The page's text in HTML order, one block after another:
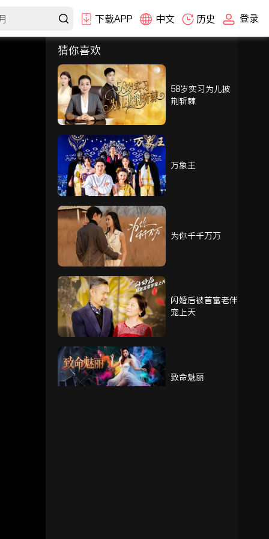
下载APP 中文 历史 登录
选集
1-30
31-60 61-80
61 62 63
64 65 66
67 68 69
70 71 72
73 74 75
76 77 78
79 80
猜你喜欢
58岁实习为儿披
荆斩棘
万象王
为你千千万万
闪婚后被首富老伴
宠上天
致命魅丽